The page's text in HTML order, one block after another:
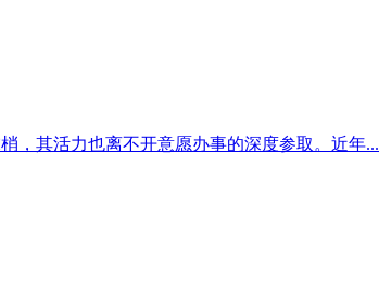
，其活力也离不开意愿办事的深度参取。近年...